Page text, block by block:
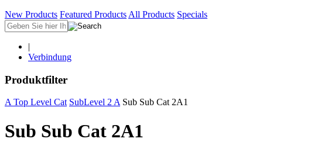
New Products Featured Products All Products Specials
|
Verbindung
Produktfilter
A Top Level Cat SubLevel 2 A Sub Sub Cat 2A1
Sub Sub Cat 2A1